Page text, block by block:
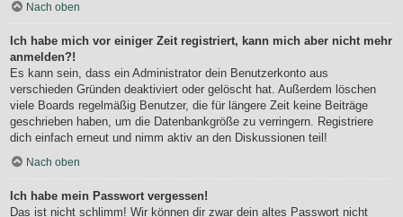
Nach oben
Ich habe mich vor einiger Zeit registriert, kann mich aber nicht mehr
anmelden?!
Es kann sein, dass ein Administrator dein Benutzerkonto aus
verschieden Gründen deaktiviert oder gelöscht hat. Außerdem löschen
viele Boards regelmäßig Benutzer, die für längere Zeit keine Beiträge
geschrieben haben, um die Datenbankgröße zu verringern. Registriere
dich einfach erneut und nimm aktiv an den Diskussionen teil!
Nach oben
Ich habe mein Passwort vergessen!
Das ist nicht schlimm! Wir können dir zwar dein altes Passwort nicht